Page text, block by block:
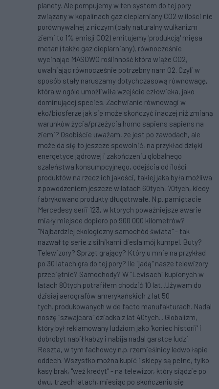
planety. Ale pompujemy w ten system do tej pory
związany w kopalinach gaz cieplarniany CO2 w ilości nie
porównywalnej z niczym (cały naturalny wulkanizm
ziemi to 1% emisji CO2) emitujemy 'produkcją' mięsa
metan (także gaz cieplarniany), równocześnie
wycinając MASOWO roślinność która wiąże CO2,
uwalniając równocześnie potrzebny nam O2. Czyli w
sposób stały naruszamy dotychczasową równowagę,
która w ogóle umożliwiła wzejście człowieka, jako
dominującej species. Zachwianie równowagi w
eko/biosferze jak się może skończyć inaczej niż zmianą
warunków życia/przeżycia homo sapiens sapiens na
ziemi? Osobiście uważam, ze jest po zawodach, ale
może da się to jeszcze spowolnić, na przykład dzięki
energetyce jądrowej i zakończeniu globalnego
szaleństwa konsumpcyjnego, odejścia od ilości
produktów na rzecz ich jakości, takiej jaka była możliwa
z powodzeniem jeszcze w latach 60tych, 70tych, kiedy
fabrykowano produkty długotrwałe. N.p. pamiętacie
Mercedesy serii 123, w ktorych poważniejsze awarie
miały miejsce dopiero po 900 000 kilometrów?
"Najbardziej ekologiczny samochód świata" - tak
nazwał tę serie z silnikami diesla mój kumpel. Buty?
Telewizory? Sprzęt grający? Który u mnie na przykład
po 30 latach gra do tej pory? Ile "jadą" nasze telewizory
przeciętnie? Samochody? W "Levisach" kupionych w
latach 80tych potrafiłem chodzić 10 lat...Używam do
dzisiaj aerografów amerykańskich z lat 50
tych..produkowanych w de facto manufakturach. Nadal
noszę "szwajcara" dziadka z lat 40tych... Globalizm,
który był reklamowany ludziom jako 'koniec historii' i
dobrobyt nabił kabzy i nabija nadal garstce ludzi.
Reszta, w tym fachowcy n.p. rzemieślnicy ledwo łapie
oddech. Wszystko można kupić i sklepy są pełne, tylko
kasy brak, "weź kredyt" - na telewizor, który siądzie po
dwu, trzech latach, miesiąc po skończeniu się